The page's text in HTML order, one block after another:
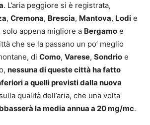
. L’aria peggiore si è registrata,
, Cremona, Brescia, Mantova, Lodi e
solo appena migliore a Bergamo e
che se la passano un po’ meglio
di Como, Varese, Sondrio e
nessuna di queste città ha fatto
a quelli previsti dalla nuova
sulla qualità dell’aria, che una volta
la media annua a 20 mg/mc.